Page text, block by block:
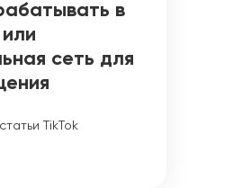
в
сеть для
TikTok